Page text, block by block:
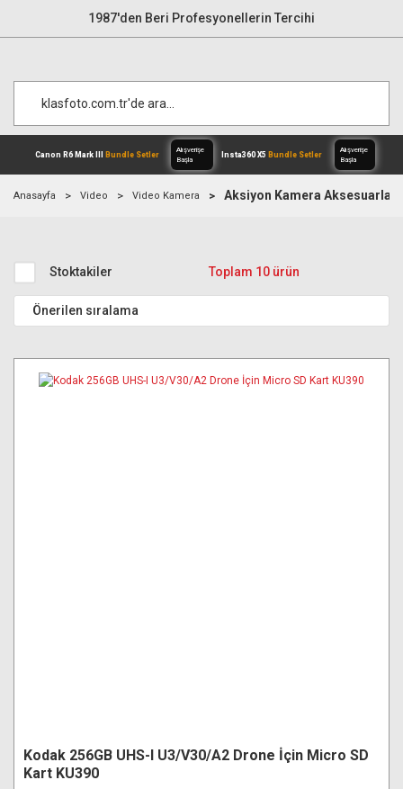
1987'den Beri Profesyonellerin Tercihi
Başla
Anasayfa Video Video Kamera Aksiyon Kamera Aksesuarları
Stoktakiler Toplam 10 ürün
Kodak 256GB UHS-I U3/V30/A2 Drone İçin Micro SD
Kart KU390